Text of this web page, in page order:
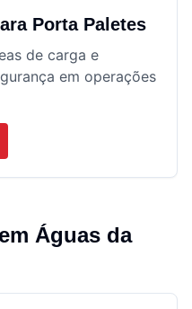
Porta Paletes
de carga e
em operações
Águas da